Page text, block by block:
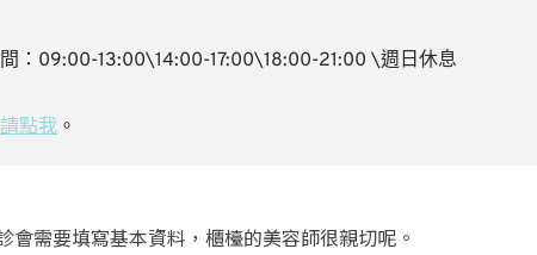
：09:00-13:00\14:00-17:00\18:00-21:00 \週日休息
請點我 。
會需要填寫基本資料，櫃檯的美容師很親切呢。